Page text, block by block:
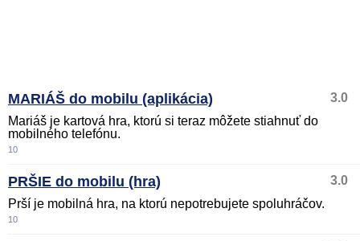
MARIÁŠ do mobilu (aplikácia)
3.0
Mariáš je kartová hra, ktorú si teraz môžete stiahnuť do
mobilného telefónu.
10
PRŠIE do mobilu (hra)
3.0
Prší je mobilná hra, na ktorú nepotrebujete spoluhráčov.
10